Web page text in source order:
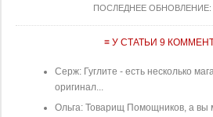
ПОСЛЕДНЕЕ ОБНОВЛЕНИЕ:
≡ У СТАТЬИ 9
Серж: Гуглите - есть несколько
оригинал...
Ольга: Товарищ Помощников, а вы